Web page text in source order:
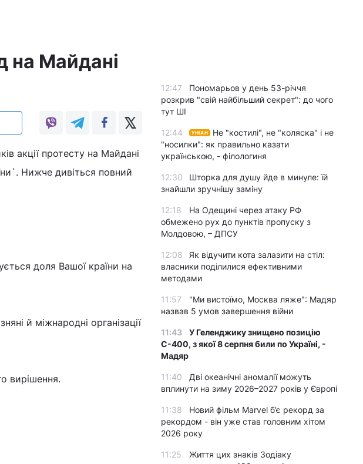
на Майдані
акції протесту на Майдані
Нижче дивіться повний
доля Вашої країни на
й міжнародні організації
вирішення.
12:47
Пономарьов у день 53-річчя
розкрив "свій найбільший секрет": до чого
тут ШІ
12:44 УНІАН
Не "костилі", не "коляска" і не
"носилки": як правильно казати
українською, - філологиня
12:30
Шторка для душу йде в минуле: їй
знайшли зручнішу заміну
12:18
На Одещині через атаку РФ
обмежено рух до пунктів пропуску з
Молдовою, – ДПСУ
12:08
Як відучити кота залазити на стіл:
власники поділилися ефективними
методами
11:57
"Ми вистоїмо, Москва ляже": Мадяр
назвав 5 умов завершення війни
11:43
У Геленджику знищено позицію
С-400, з якої 8 серпня били по Україні, -
Мадяр
11:40
Дві океанічні аномалії можуть
вплинути на зиму 2026–2027 років у Європі
11:38
Новий фільм Marvel б’є рекорд за
рекордом - він уже став головним хітом
2026 року
11:25
Життя цих знаків Зодіаку